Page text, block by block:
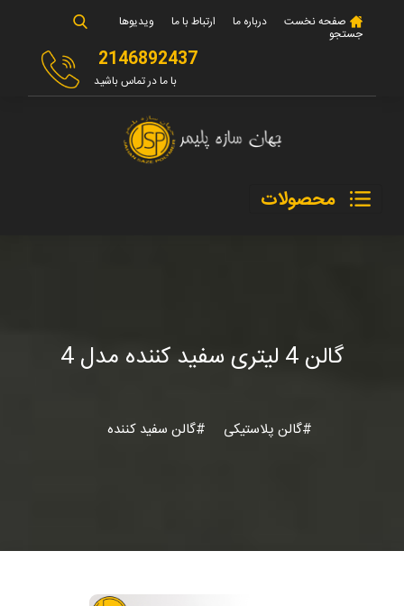
صفحه نخست درباره ما ارتباط با ما ویدیوها
جستجو
2146892437
با ما در تماس باشید
محصولات
گالن 4 لیتری سفید کننده مدل 4
#گالن پلاستیکی #گالن سفید کننده